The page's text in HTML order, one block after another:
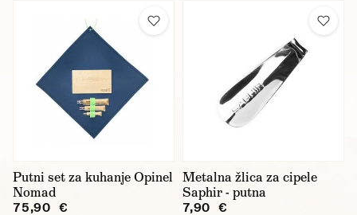
Putni set za kuhanje Opinel
Nomad
75,90 €
Metalna žlica za cipele
Saphir - putna
7,90 €